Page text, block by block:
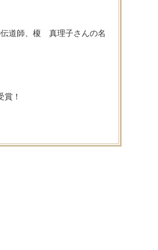
伝道師、榎 真理子さんの名
！